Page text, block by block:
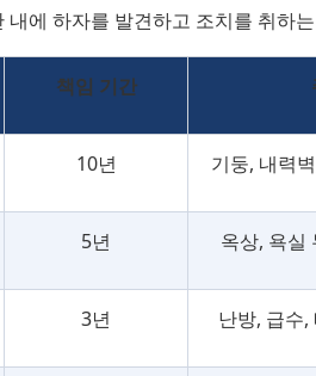
에 하자를 발견하고 조치를 취하
책임 기간
10년 기둥, 내력
5년 옥상, 욕실
3년 난방, 급수,